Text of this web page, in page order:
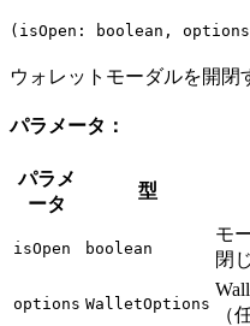
(isOpen: boolean,
ウォレットモーダルを開閉
パラメータ：
パラメ
ータ
型
isOpen boolean
モ
閉
options WalletOptions
（